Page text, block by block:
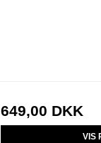
649,00 DKK
VIS